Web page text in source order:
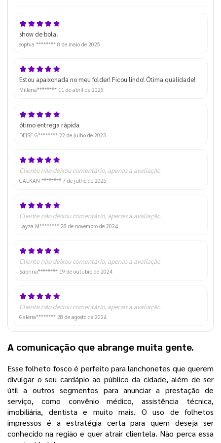
show de bola!
sophia ******** 8 de maio de 2025
Estou apaixonada no meu folder! Ficou lindo! Ótima qualidade!
Millena******** 11 de abril de 2025
ótimo entrega rápida
DEISE G******** 22 de julho de 2023
Cliente não deixou comentário, apenas a avaliação
GALKAN ******** 7 de julho de 2025
Cliente não deixou comentário, apenas a avaliação
Layza M******** 28 de novembro de 2024
Cliente não deixou comentário, apenas a avaliação
Sabrina******** 19 de outubro de 2024
Cliente não deixou comentário, apenas a avaliação
Galeria******** 28 de agosto de 2024
A comunicação que abrange muita gente.
Esse folheto fosco é perfeito para lanchonetes que querem
divulgar o seu cardápio ao público da cidade, além de ser
útil a outros segmentos para anunciar a prestação de
serviço, como convênio médico, assistência técnica,
imobiliária, dentista e muito mais. O uso de folhetos
impressos é a estratégia certa para quem deseja ser
conhecido na região e quer atrair clientela. Não perca essa